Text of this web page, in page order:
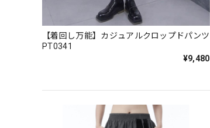
【着回し万能】カジュアルクロップドパンツ
PT0341
¥9,480